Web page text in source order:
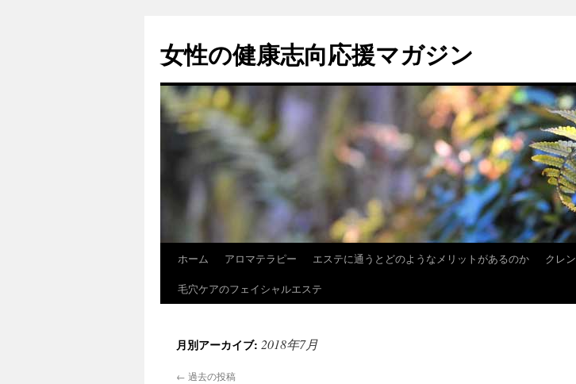
女性の健康志向応援マガジン
ン
ホーム アロマテラピー エステに通うとどのようなメリットがあるのか クレ
毛穴ケアのフェイシャルエステ
月別アーカイブ: 2018年7月
← 過去の投稿